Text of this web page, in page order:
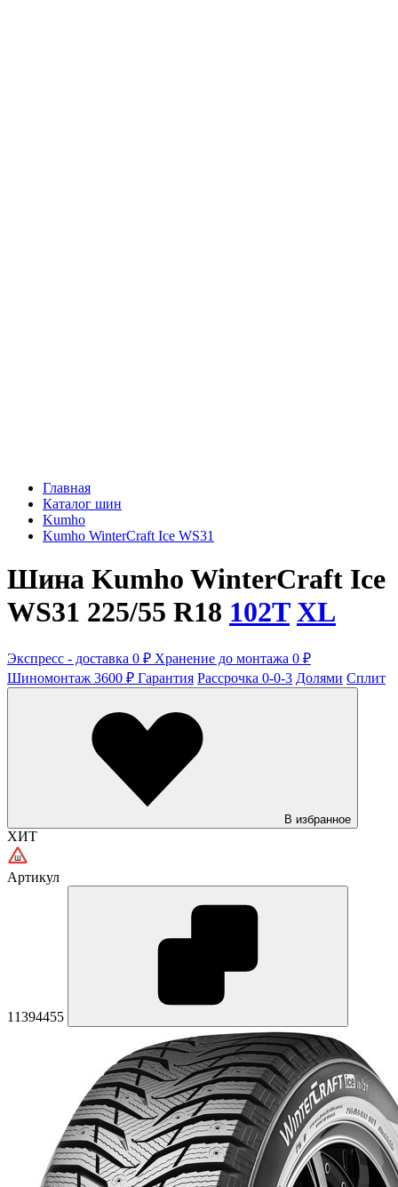
Главная
Каталог шин
Kumho
Kumho WinterCraft Ice WS31
Шина Kumho WinterCraft Ice
WS31 225/55 R18 102T XL
Экспресс - доставка 0 ₽ Хранение до монтажа 0 ₽
Шиномонтаж 3600 ₽ Гарантия Рассрочка 0-0-3 Долями Сплит
В избранное
ХИТ
Артикул
11394455